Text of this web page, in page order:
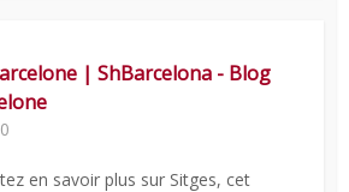
| ShBarcelona - Blog
en savoir plus sur Sitges, cet